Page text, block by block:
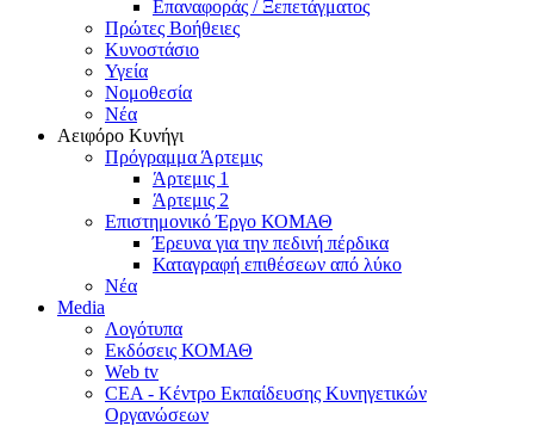
Επαναφοράς / Ξεπετάγματος
Πρώτες Βοήθειες
Κυνοστάσιο
Υγεία
Νομοθεσία
Νέα
Αειφόρο Κυνήγι
Πρόγραμμα Άρτεμις
Άρτεμις 1
Άρτεμις 2
Επιστημονικό Έργο ΚΟΜΑΘ
Έρευνα για την πεδινή πέρδικα
Καταγραφή επιθέσεων από λύκο
Νέα
Media
Λογότυπα
Εκδόσεις ΚΟΜΑΘ
Web tv
CEA - Κέντρο Εκπαίδευσης Κυνηγετικών
Οργανώσεων